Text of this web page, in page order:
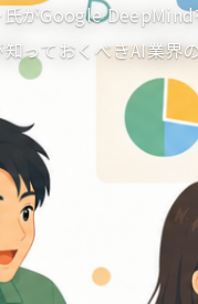
がGoogle
っておくべきAI業界